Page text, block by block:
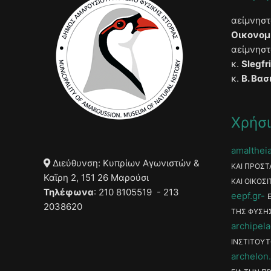
Διεύθυνση: Κυπρίων Αγωνιστών &
Καϊρη 2, 151 26 Μαρούσι
Τηλέφωνα: 210 8105519 - 213
2038620
κ.
κ. Β.
ΚΑΙ
ΚΑΙ
eepf.gr
ΤΗΣ